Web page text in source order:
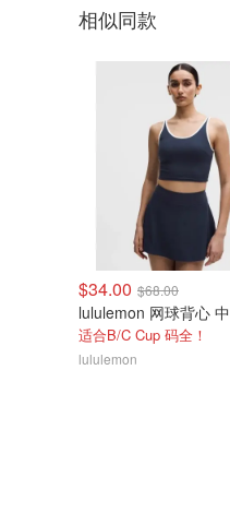
相似同款
$34.00 $68.00
适合B/C Cup 码全！
lululemon